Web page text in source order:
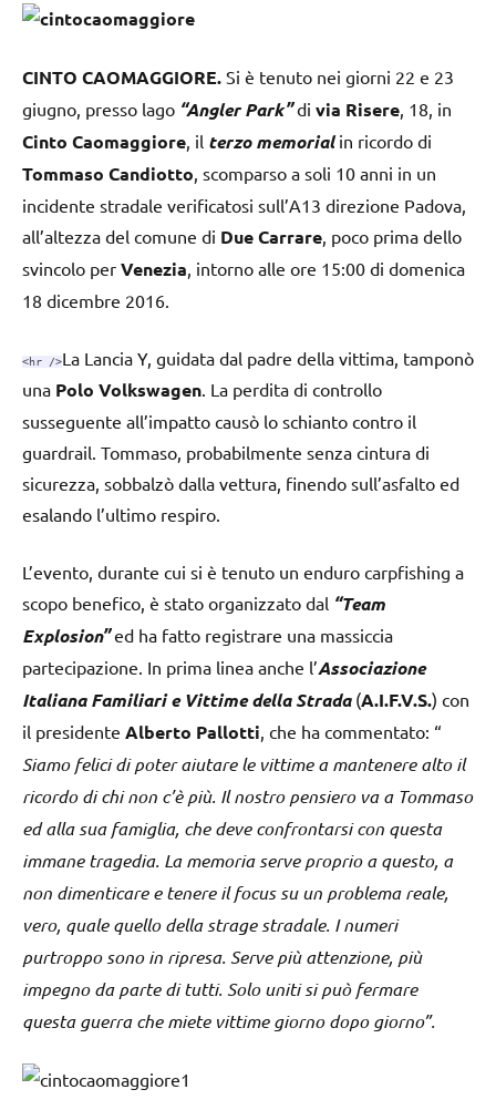
CINTO CAOMAGGIORE. Si è tenuto nei giorni 22 e 23
giugno, presso lago “Angler Park”di via Risere, 18, in
Cinto Caomaggiore, il terzo memorialin ricordo di
Tommaso Candiotto, scomparso a soli 10 anni in un
incidente stradale verificatosi sull’A13 direzione Padova,
all’altezza del comune di Due Carrare, poco prima dello
svincolo per Venezia, intorno alle ore 15:00 di domenica
18 dicembre 2016.
<hr />La Lancia Y, guidata dal padre della vittima, tamponò
una Polo Volkswagen. La perdita di controllo
susseguente all’impatto causò lo schianto contro il
guardrail. Tommaso, probabilmente senza cintura di
sicurezza, sobbalzò dalla vettura, finendo sull’asfalto ed
esalando l’ultimo respiro.
L’evento, durante cui si è tenuto un enduro carpfishing a
scopo benefico, è stato organizzato dal “Team
Explosion”ed ha fatto registrare una massiccia
partecipazione. In prima linea anche l’Associazione
Italiana Familiari e Vittime della Strada(A.I.F.V.S.) con
il presidente Alberto Pallotti, che ha commentato: “
Siamo felici di poter aiutare le vittime a mantenere alto il
ricordo di chi non c’è più. Il nostro pensiero va a Tommaso
ed alla sua famiglia, che deve confrontarsi con questa
immane tragedia. La memoria serve proprio a questo, a
non dimenticare e tenere il focus su un problema reale,
vero, quale quello della strage stradale. I numeri
purtroppo sono in ripresa. Serve più attenzione, più
impegno da parte di tutti. Solo uniti si può fermare
questa guerra che miete vittime giorno dopo giorno”.